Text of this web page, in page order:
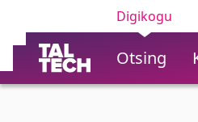
Digikogu
Otsing